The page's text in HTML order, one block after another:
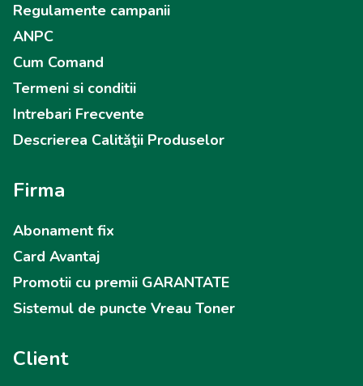
Regulamente campanii
ANPC
Cum Comand
Termeni si conditii
Intrebari Frecvente
Descrierea Calităţii Produselor
Firma
Abonament fix
Card Avantaj
Promotii cu premii GARANTATE
Sistemul de puncte Vreau Toner
Client